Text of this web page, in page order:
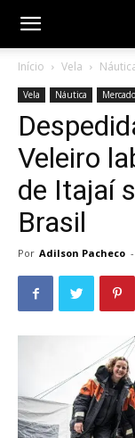
Início Vela
Vela Náutica
Veleiro
de Itajaí
Brasil
Por Adilson Pacheco -